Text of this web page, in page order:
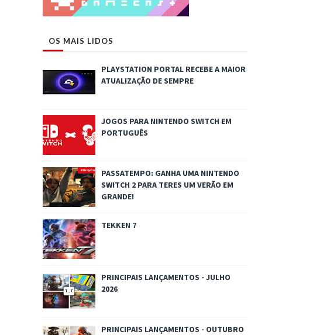
OS MAIS LIDOS
PLAYSTATION PORTAL RECEBE A MAIOR
ATUALIZAÇÃO DE SEMPRE
JOGOS PARA NINTENDO SWITCH EM
PORTUGUÊS
PASSATEMPO: GANHA UMA NINTENDO
SWITCH 2 PARA TERES UM VERÃO EM
GRANDE!
TEKKEN 7
PRINCIPAIS LANÇAMENTOS - JULHO
2026
PRINCIPAIS LANÇAMENTOS - OUTUBRO